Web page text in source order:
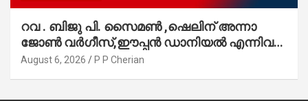
റവ . ബിജു പി. സൈമൺ ,ഷെലിന് അന്നാ
ജോൺ വർഗീസ്,ഈപ്പൻ ഡാനിയൽ എന്നിവർ
മാർത്തോമാ സഭാ കൗൺസിലിലേക്കു
August 6, 2026 P P Cherian